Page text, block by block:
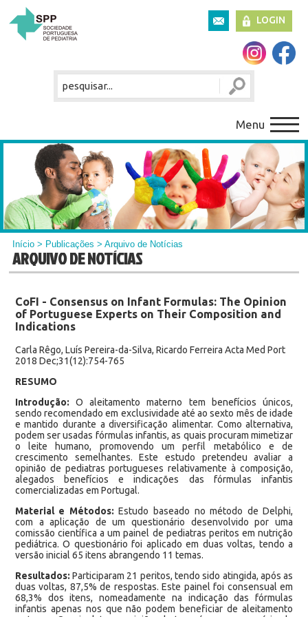
LOGIN
Menu
Início > Publicações > Arquivo de Notícias
ARQUIVO DE NOTÍCIAS
CoFI - Consensus on Infant Formulas: The Opinion
of Portuguese Experts on Their Composition and
Indications
Carla Rêgo, Luís Pereira-da-Silva, Ricardo Ferreira Acta Med Port
2018 Dec;31(12):754-765
RESUMO
Introdução:O aleitamento materno tem benefícios únicos,
sendo recomendado em exclusividade até ao sexto mês de idade
e mantido durante a diversificação alimentar. Como alternativa,
podem ser usadas fórmulas infantis, as quais procuram mimetizar
o leite humano, promovendo um perfil metabólico e de
crescimento semelhantes. Este estudo pretendeu avaliar a
opinião de pediatras portugueses relativamente à composição,
alegados benefícios e indicações das fórmulas infantis
comercializadas em Portugal.
Material e Métodos: Estudo baseado no método de Delphi,
com a aplicação de um questionário desenvolvido por uma
comissão científica a um painel de pediatras peritos em nutrição
pediátrica. O questionário foi aplicado em duas voltas, tendo a
versão inicial 65 itens abrangendo 11 temas.
Resultados:Participaram 21 peritos, tendo sido atingida, após as
duas voltas, 87,5% de respostas. Este painel foi consensual em
68,3% dos itens, nomeadamente na indicação das fórmulas
infantis apenas nos que não podem beneficiar de aleitamento